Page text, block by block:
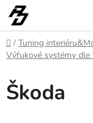
Přejít
na
obsah
Domů
/ Tuning
Výfukové systémy dle
Škoda